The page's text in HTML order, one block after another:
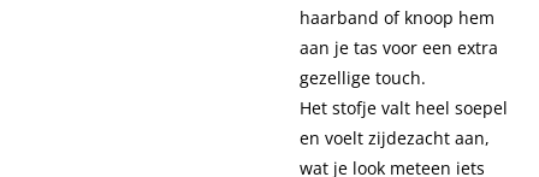
haarband of knoop hem
aan je tas voor een extra
gezellige touch.
Het stofje valt heel soepel
en voelt zijdezacht aan,
wat je look meteen iets